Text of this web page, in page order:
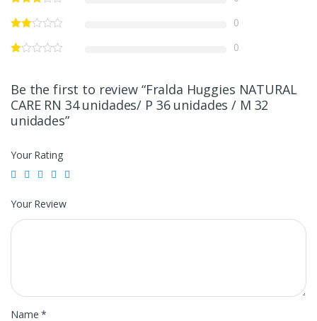
0
0
Be the first to review “Fralda Huggies NATURAL
CARE RN 34 unidades/ P 36 unidades / M 32
unidades”
Your Rating
Your Review
Name*